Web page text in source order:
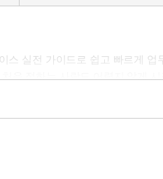
실전 가이드로 쉽고 빠르게 업
음 접하는 사람도 어렵지 않게
등 효율을 높일 수 있는 고